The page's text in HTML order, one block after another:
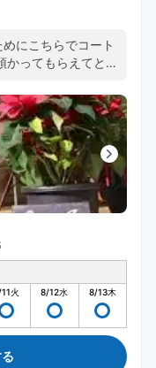
にこちらでコート
かってもらえてとて
火 8/12水 8/13木